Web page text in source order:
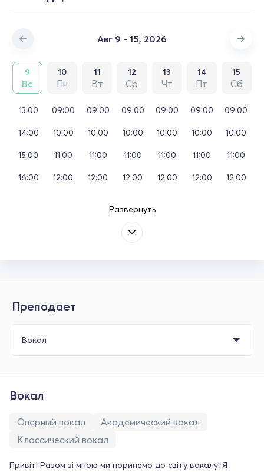
Авг 9 - 15, 2026
9
Вс
10
Пн
11
Вт
12
Ср
13
Чт
14
Пт
15
Сб
13:00
14:00
15:00
16:00
09:00
10:00
11:00
12:00
09:00
10:00
11:00
12:00
09:00
10:00
11:00
12:00
09:00
10:00
11:00
12:00
09:00
10:00
11:00
12:00
09:00
10:00
11:00
12:00
Развернуть
Преподает
Вокал
Оперный вокал
Академический вокал
Классический вокал
Привіт! Разом зі мною ми поринемо до світу вокалу! Я